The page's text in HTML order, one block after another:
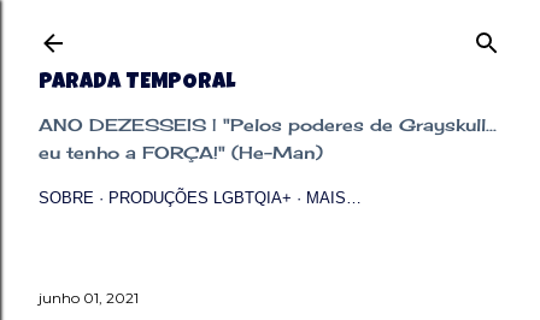
PARADA TEMPORAL
ANO DEZESSEIS | "Pelos poderes de Grayskull...
eu tenho a FORÇA!" (He-Man)
SOBRE PRODUÇÕES LGBTQIA+ MAIS…
junho 01, 2021